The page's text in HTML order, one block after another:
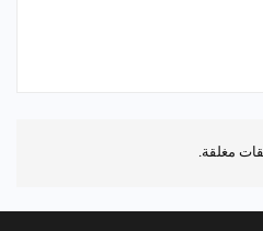
مغلقة.